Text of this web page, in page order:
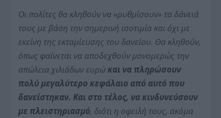
Οι πολίτες θα κληθούν να «ρυθμίσουν» τα δάνειά
τους με βάση την σημερινή ισοτιμία και όχι με
εκείνη της εκταμίευσης του δανείου. Θα κληθούν,
όπως φαίνεται να αποδεχθούν μονομερώς την
απώλεια χιλιάδων ευρώ και να πληρώσουν
πολύ μεγαλύτερο κεφάλαιο από αυτό που
δανείστηκαν. Και στο τέλος, να κινδυνεύσουν
με πλειστηριασμό, διότι η οφειλή τους, ακόμα